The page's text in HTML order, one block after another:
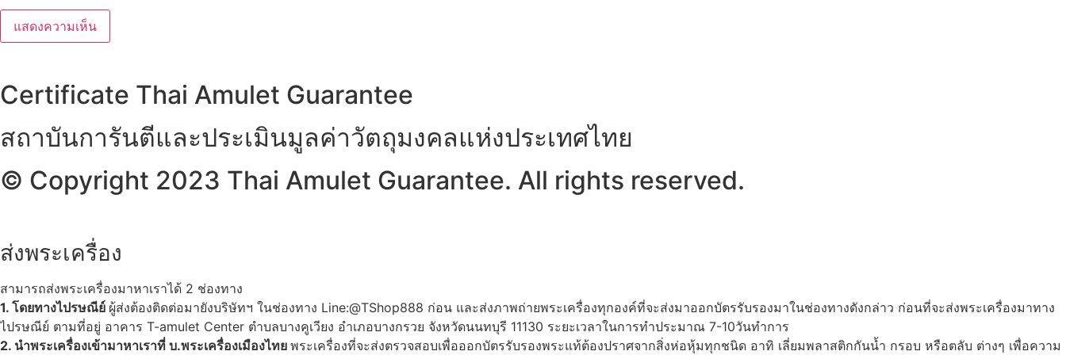
Certificate Thai Amulet Guarantee
สถาบันการันตีและประเมินมูลค่าวัตถุมงคลแห่งประเทศไทย
© Copyright 2023 Thai Amulet Guarantee. All rights reserved.
ส่งพระเครื่อง
สามารถส่งพระเครื่องมาหาเราได้ 2 ช่องทาง
1. โดยทางไปรษณีย์ ผู้ส่งต้องติดต่อมายังบริษัทฯ ในช่องทาง Line:@TShop888 ก่อน และส่งภาพถ่ายพระเครื่องทุกองค์ที่จะส่งมาออกบัตรรับรองมาในช่องทางดังกล่าว ก่อนที่จะส่งพระเครื่องมาทาง
ไปรษณีย์ ตามที่อยู่ อาคาร T-amulet Center ตำบลบางคูเวียง อำเภอบางกรวย จังหวัดนนทบุรี 11130 ระยะเวลาในการทำประมาณ 7-10วันทำการ
2. นำพระเครื่องเข้ามาหาเราที่ บ.พระเครื่องเมืองไทย พระเครื่องที่จะส่งตรวจสอบเพื่อออกบัตรรับรองพระแท้ต้องปราศจากสิ่งห่อหุ้มทุกชนิด อาทิ เลี่ยมพลาสติกกันน้ำ กรอบ หรือตลับ ต่างๆ เพื่อความ